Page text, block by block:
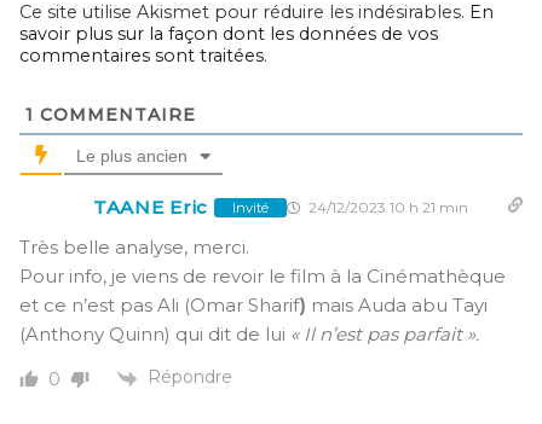
Ce site utilise Akismet pour réduire les indésirables. En
savoir plus sur la façon dont les données de vos
commentaires sont traitées.
1 COMMENTAIRE
Le plus ancien
TAANE Eric Invité 24/12/2023 10 h 21 min
Très belle analyse, merci.
Pour info, je viens de revoir le film à la Cinémathèque
et ce n’est pas Ali (Omar Sharif) mais Auda abu Tayi
(Anthony Quinn) qui dit de lui « Il n’est pas parfait ».
0 Répondre